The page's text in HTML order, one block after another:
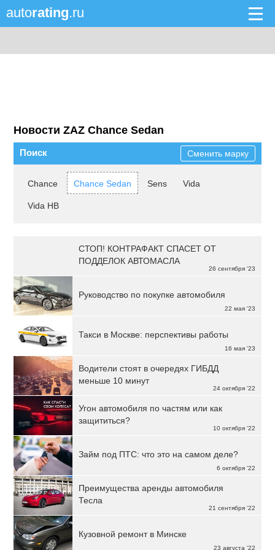
autorating.ru
Новости ZAZ Chance Sedan
Поиск Сменить марку
Chance Chance Sedan Sens Vida
Vida HB
26 сентября '23
СТОП! КОНТРАФАКТ СПАСЕТ ОТ
ПОДДЕЛОК АВТОМАСЛА
22 мая '23
Руководство по покупке автомобиля
16 мая '23
Такси в Москве: перспективы работы
24 октября '22
Водители стоят в очередях ГИБДД
меньше 10 минут
10 октября '22
Угон автомобиля по частям или как
защититься?
6 октября '22
Займ под ПТС: что это на самом деле?
21 сентября '22
Преимущества аренды автомобиля
Тесла
23 августа '22
Кузовной ремонт в Минске